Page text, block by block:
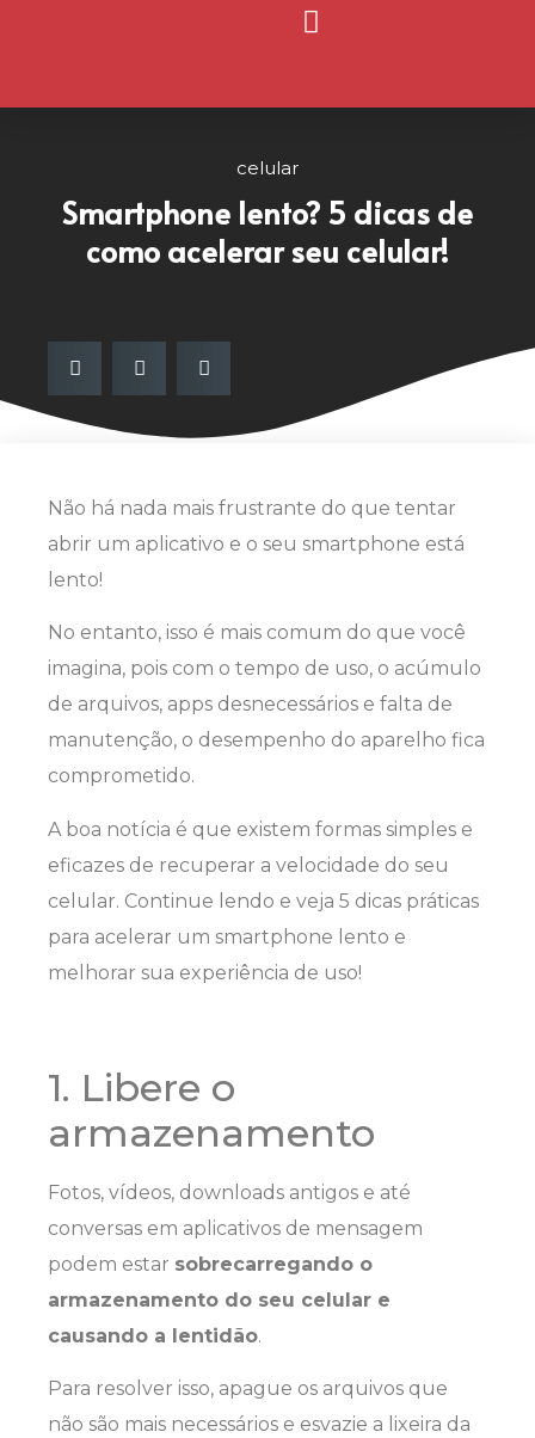
celular
Smartphone lento? 5 dicas de
como acelerar seu celular!
Não há nada mais frustrante do que tentar
abrir um aplicativo e o seu smartphone está
lento!
No entanto, isso é mais comum do que você
imagina, pois com o tempo de uso, o acúmulo
de arquivos, apps desnecessários e falta de
manutenção, o desempenho do aparelho fica
comprometido.
A boa notícia é que existem formas simples e
eficazes de recuperar a velocidade do seu
celular. Continue lendo e veja 5 dicas práticas
para acelerar um smartphone lento e
melhorar sua experiência de uso!
1. Libere o
armazenamento
Fotos, vídeos, downloads antigos e até
conversas em aplicativos de mensagem
podem estar sobrecarregando o
armazenamento do seu celular e
causando a lentidão.
Para resolver isso, apague os arquivos que
não são mais necessários e esvazie a lixeira da